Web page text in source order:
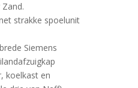
strakke spoelunit
Siemens
koelkast en